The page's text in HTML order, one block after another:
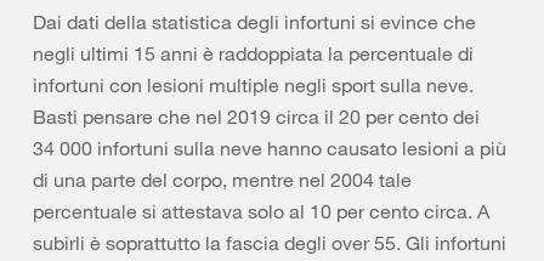
Dai dati della statistica degli infortuni si evince che
negli ultimi 15 anni è raddoppiata la percentuale di
infortuni con lesioni multiple negli sport sulla neve.
Basti pensare che nel 2019 circa il 20 per cento dei
34 000 infortuni sulla neve hanno causato lesioni a più
di una parte del corpo, mentre nel 2004 tale
percentuale si attestava solo al 10 per cento circa. A
subirli è soprattutto la fascia degli over 55. Gli infortuni